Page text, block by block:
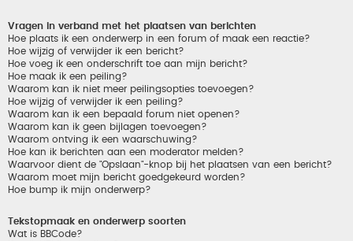
Vragen in verband met het plaatsen van berichten
Hoe plaats ik een onderwerp in een forum of maak een reactie?
Hoe wijzig of verwijder ik een bericht?
Hoe voeg ik een onderschrift toe aan mijn bericht?
Hoe maak ik een peiling?
Waarom kan ik niet meer peilingsopties toevoegen?
Hoe wijzig of verwijder ik een peiling?
Waarom kan ik een bepaald forum niet openen?
Waarom kan ik geen bijlagen toevoegen?
Waarom ontving ik een waarschuwing?
Hoe kan ik berichten aan een moderator melden?
Waarvoor dient de "Opslaan"-knop bij het plaatsen van een bericht?
Waarom moet mijn bericht goedgekeurd worden?
Hoe bump ik mijn onderwerp?
Tekstopmaak en onderwerp soorten
Wat is BBCode?